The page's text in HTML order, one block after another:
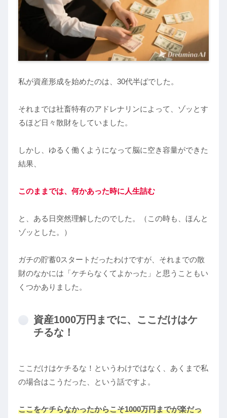
私が資産形成を始めたのは、30代半ばでした。
それまでは社畜特有のアドレナリンによって、ゾッとす
るほど日々散財をしていました。
しかし、ゆるく働くようになって脳に空き容量ができた
結果、
このままでは、何かあった時に人生詰む
と、ある日突然理解したのでした。（この時も、ほんと
ゾッとした。）
ガチの貯蓄0スタートだったわけですが、それまでの散
財のなかには「ケチらなくてよかった」と思うこともい
くつかありました。
資産1000万円までに、ここだけはケ
チるな！
ここだけはケチるな！というわけではなく、あくまで私
の場合はこうだった、という話ですよ。
ここをケチらなかったからこそ1000万円までが楽だっ